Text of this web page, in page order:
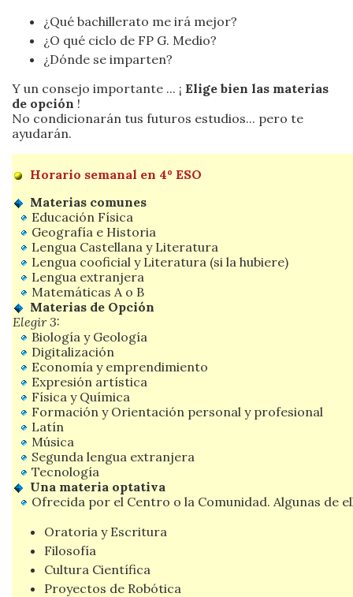
¿Qué bachillerato me irá mejor?
¿O qué ciclo de FP G. Medio?
¿Dónde se imparten?
Y un consejo importante ... ¡ Elige bien las materias
de opción !
No condicionarán tus futuros estudios... pero te
ayudarán.
Horario semanal en 4º ESO
Materias comunes
Educación Física
Geografía e Historia
Lengua Castellana y Literatura
Lengua cooficial y Literatura (si la hubiere)
Lengua extranjera
Matemáticas A o B
Materias de Opción
Elegir 3:
Biología y Geología
Digitalización
Economía y emprendimiento
Expresión artística
Física y Química
Formación y Orientación personal y profesional
Latín
Música
Segunda lengua extranjera
Tecnología
Una materia optativa
Ofrecida por el Centro o la Comunidad. Algunas de
Oratoria y Escritura
Filosofía
Cultura Científica
Proyectos de Robótica